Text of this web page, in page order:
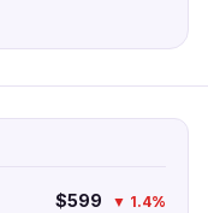
$599 ▼ 1.4%